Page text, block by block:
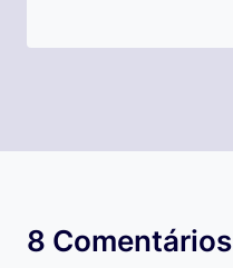
8 Comentários